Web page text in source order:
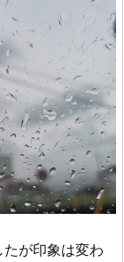
が印象は変わ